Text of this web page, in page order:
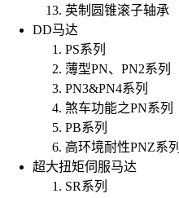
英制圆锥滚子轴承
DD马达
PS系列
薄型PN、PN2系列
PN3&PN4系列
煞车功能之PN系列
PB系列
高环境耐性PNZ系列
超大扭矩伺服马达
SR系列